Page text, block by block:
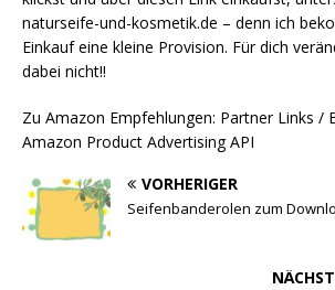
naturseife-und-kosmetik.de – denn ich
Einkauf eine kleine Provision. Für dich
dabei nicht!!
Zu Amazon Empfehlungen: Partner Links /
Amazon Product Advertising API
VORHERIGER
Seifenbanderolen zum